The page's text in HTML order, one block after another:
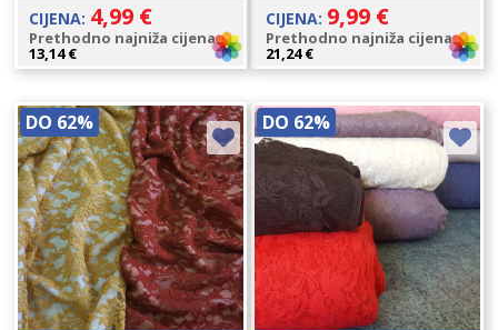
CIJENA: 4,99 €
Prethodno najniža cijena:
13,14€
CIJENA: 9,99 €
Prethodno najniža cijena:
21,24€
DO 62% DO 62%